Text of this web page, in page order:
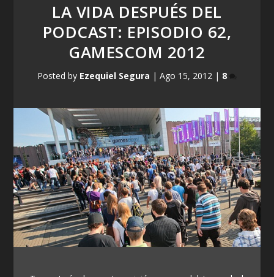
LA VIDA DESPUÉS DEL
PODCAST: EPISODIO 62,
GAMESCOM 2012
Posted by Ezequiel Segura | Ago 15, 2012 | 8